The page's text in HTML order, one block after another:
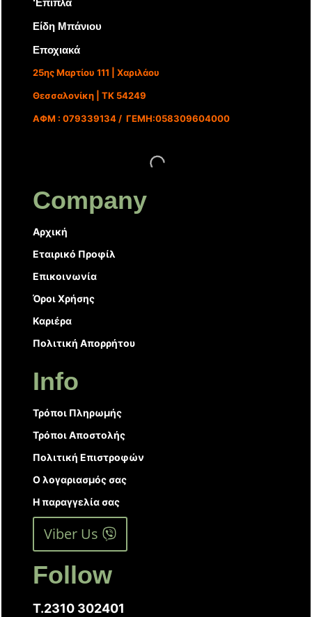
‘Επιπλα
Είδη Μπάνιου
Εποχιακά
25ης Μαρτίου 111 | Χαριλάου
Θεσσαλονίκη | ΤΚ 54249
ΑΦΜ : 079339134 / ΓΕΜΗ:058309604000
Company
Αρχική
Εταιρικό Προφίλ
Επικοινωνία
Όροι Χρήσης
Καριέρα
Πολιτική Απορρήτου
Info
Τρόποι Πληρωμής
Τρόποι Αποστολής
Πολιτική Επιστροφών
Ο λογαριασμός σας
Η παραγγελία σας
Viber Us
Follow
T.2310 302401